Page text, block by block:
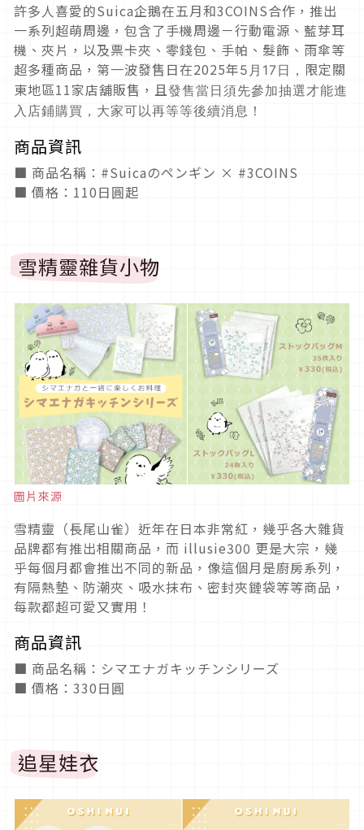
許多人喜愛的Suica企鵝在五月和3COINS合作，推出
一系列超萌周邊，包含了手機周邊－行動電源、藍芽耳
機、夾片，以及票卡夾、零錢包、手帕、髮飾、雨傘等
超多種商品，第一波發售日在2025年5月17日， 限定關
東地區11家店舖販售，且發售當日須先參加抽選才能進
入店鋪購買，大家可以再等等後續消息！
商品資訊
■ 商品名稱：#Suicaのペンギン × #3COINS
■ 價格：110日圓起
雪精靈雜貨小物
圖片來源
雪精靈（長尾山雀）近年在日本非常紅，幾乎各大雜貨
品牌都有推出相關商品，而 illusie300 更是大宗，幾
乎每個月都會推出不同的新品，像這個月是廚房系列，
有隔熱墊、防潮夾、吸水抹布、密封夾鏈袋等等商品，
每款都超可愛又實用！
商品資訊
■ 商品名稱：シマエナガキッチンシリーズ
■ 價格：330日圓
追星娃衣